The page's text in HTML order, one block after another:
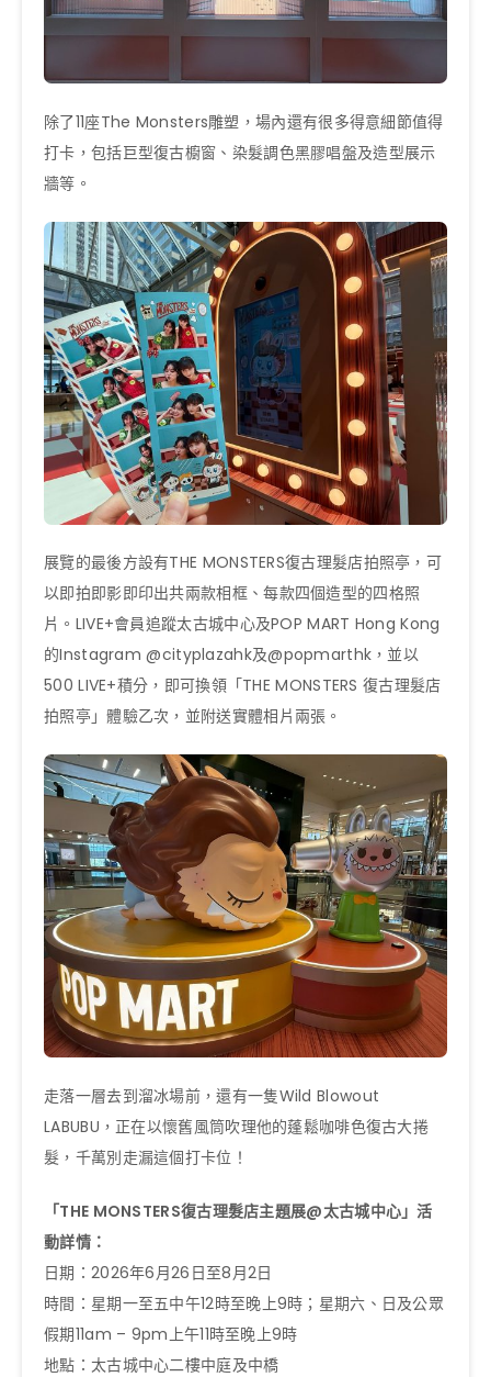
除了11座The Monsters雕塑，場內還有很多得意細節值得
打卡，包括巨型復古櫥窗、染髮調色黑膠唱盤及造型展示
牆等。
展覽的最後方設有THE MONSTERS復古理髮店拍照亭，可
以即拍即影即印出共兩款相框、每款四個造型的四格照
片。LIVE+會員追蹤太古城中心及POP MART Hong Kong
的Instagram @cityplazahk及@popmarthk，並以
500 LIVE+積分，即可換領「THE MONSTERS 復古理髮店
拍照亭」體驗乙次，並附送實體相片兩張。
走落一層去到溜冰場前，還有一隻Wild Blowout
LABUBU，正在以懷舊風筒吹理他的蓬鬆咖啡色復古大捲
髮，千萬別走漏這個打卡位！
「THE MONSTERS復古理髮店主題展@太古城中心」活
動詳情：
日期：2026年6月26日至8月2日
時間：星期一至五中午12時至晚上9時；星期六、日及公眾
假期11am – 9pm上午11時至晚上9時
地點：太古城中心二樓中庭及中橋